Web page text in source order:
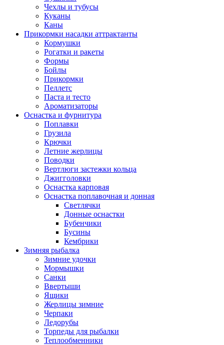
Чехлы и тубусы
Куканы
Каны
Прикормки насадки аттрактанты
Кормушки
Рогатки и ракеты
Формы
Бойлы
Прикормки
Пеллетс
Паста и тесто
Ароматизаторы
Оснастка и фурнитура
Поплавки
Грузила
Крючки
Летние жерлицы
Поводки
Вертлюги застежки кольца
Джигголовки
Оснастка карповая
Оснастка поплавочная и донная
Светлячки
Донные оснастки
Бубенчики
Бусины
Кембрики
Зимняя рыбалка
Зимние удочки
Мормышки
Санки
Ввертыши
Ящики
Жерлицы зимние
Черпаки
Ледорубы
Торпеды для рыбалки
Теплообменники